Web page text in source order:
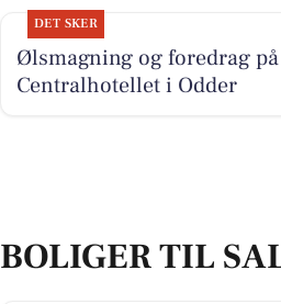
DET SKER
Ølsmagning og foredrag på
Centralhotellet i Odder
BOLIGER TIL